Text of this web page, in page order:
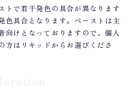
トで若干発色の具合が異なります
色具合となります。ペーストは主
向けとなっておりますので、個人
方はリキッドからお選びくださ